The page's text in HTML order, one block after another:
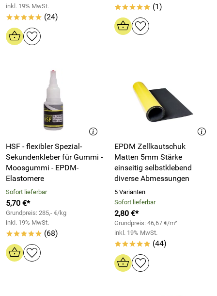
inkl. 19% MwSt.
***** (24)
***** (1)
HSF - flexibler Spezial-
Sekundenkleber für Gummi -
Moosgummi - EPDM-
Elastomere
Sofort lieferbar
5,70 €*
Grundpreis: 285,- €/kg
inkl. 19% MwSt.
***** (68)
EPDM Zellkautschuk
Matten 5mm Stärke
einseitig selbstklebend
diverse Abmessungen
5 Varianten
Sofort lieferbar
2,80 €*
Grundpreis: 46,67 €/m²
inkl. 19% MwSt.
***** (44)